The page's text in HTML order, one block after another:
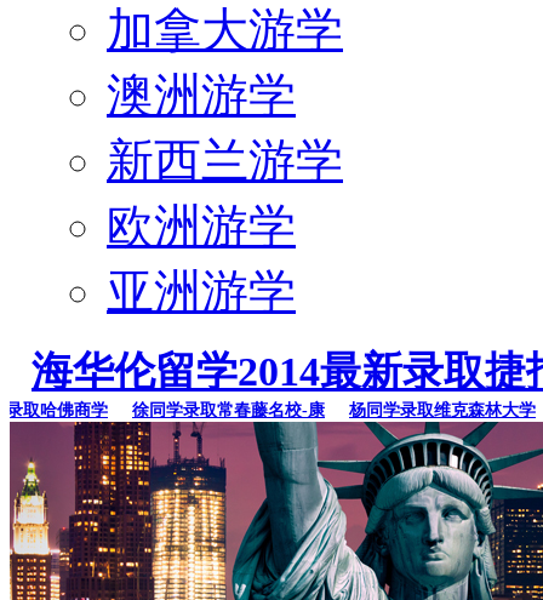
加拿大游学
澳洲游学
新西兰游学
欧洲游学
亚洲游学
海华伦留学2014最新录取捷
哈佛商学 徐同学录取常春藤名校-康 杨同学录取维克森林大学